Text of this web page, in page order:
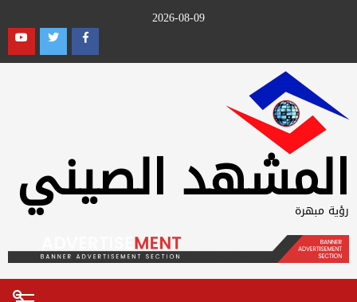
2026-08-09
Facebook
Twitter
المشهد الصيني
رؤية مبهرة
Primary